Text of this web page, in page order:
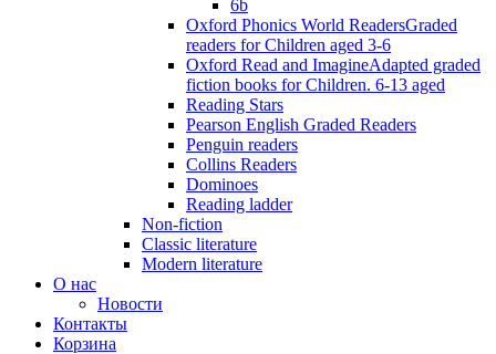
6b
Oxford Phonics World ReadersGraded
readers for Children aged 3-6
Oxford Read and ImagineAdapted graded
fiction books for Children. 6-13 aged
Reading Stars
Pearson English Graded Readers
Penguin readers
Collins Readers
Dominoes
Reading ladder
Non-fiction
Classic literature
Modern literature
О нас
Новости
Контакты
Корзина